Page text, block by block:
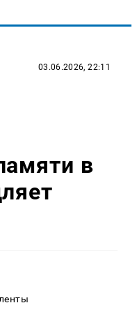
03.06.2026, 22:11
в